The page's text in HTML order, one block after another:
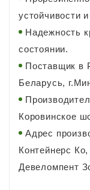
устойчивости
Надежность
состоянии.
Поставщик в
Беларусь,
Коровинское
Адрес
Контейнерс
Девеломпент